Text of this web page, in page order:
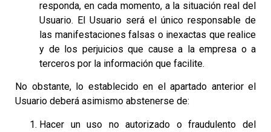
responda, en cada momento, a la situación real del
Usuario. El Usuario será el único responsable de
las manifestaciones falsas o inexactas que realice
y de los perjuicios que cause a la empresa o a
terceros por la información que facilite.
No obstante, lo establecido en el apartado anterior el
Usuario deberá asimismo abstenerse de:
Hacer un uso no autorizado o fraudulento del